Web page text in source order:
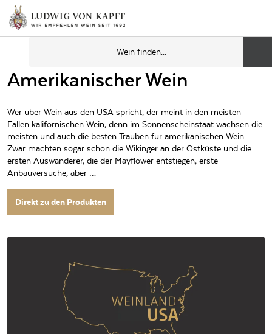
Amerikanischer Wein
Wer über Wein aus den USA spricht, der meint in den meisten
Fällen kalifornischen Wein, denn im Sonnenscheinstaat wachsen die
meisten und auch die besten Trauben für amerikanischen Wein.
Zwar machten sogar schon die Wikinger an der Ostküste und die
ersten Auswanderer, die der Mayflower entstiegen, erste
Anbauversuche, aber …
Direkt zu den Produkten